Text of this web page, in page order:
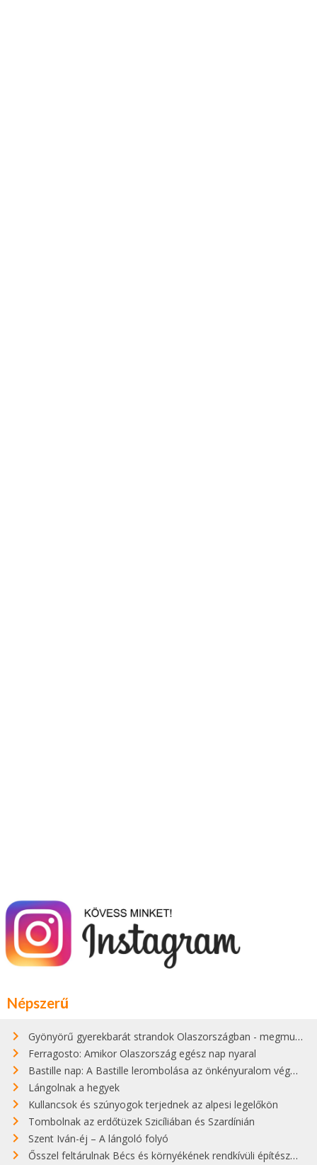
Népszerű
Gyönyörű gyerekbarát strandok Olaszországban - megmutatjuk a 15 legjobbat
Ferragosto: Amikor Olaszország egész nap nyaral
Bastille nap: A Bastille lerombolása az önkényuralom végét jelentette
Lángolnak a hegyek
Kullancsok és szúnyogok terjednek az alpesi legelőkön
Tombolnak az erdőtüzek Szicíliában és Szardínián
Szent Iván-éj – A lángoló folyó
Ősszel feltárulnak Bécs és környékének rendkívüli építészeti kincsei